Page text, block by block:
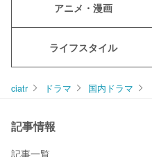
アニメ・漫画
ライフスタイル
ciatr ドラマ 国内ドラマ
記事情報
記事一覧